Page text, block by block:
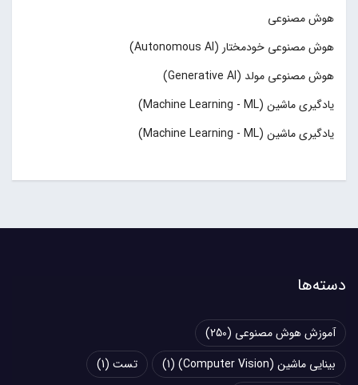
هوش مصنوعی
هوش مصنوعی خودمختار (Autonomous AI)
هوش مصنوعی مولد (Generative AI)
یادگیری ماشین (Machine Learning - ML)
یادگیری ماشین (Machine Learning - ML)
دسته‌ها
آموزش هوش مصنوعی (250)
بینایی ماشین (Computer Vision)
(1) تست (1)